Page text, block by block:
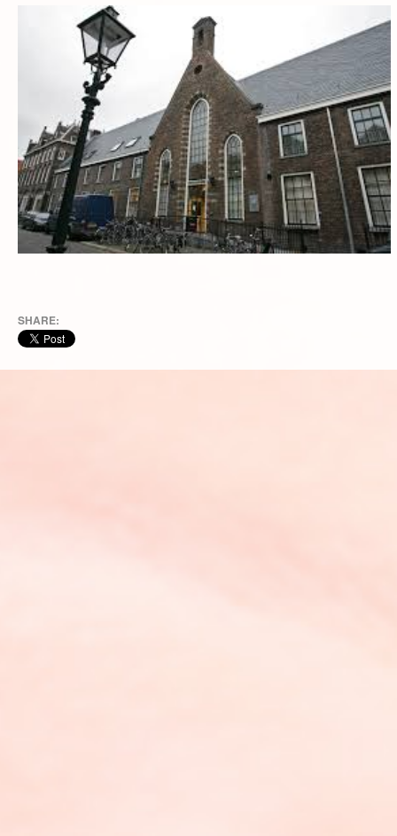
SHARE: